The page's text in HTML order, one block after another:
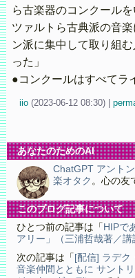
ら古楽器のコンクール
ツァルトら古典派の音
ン派に集中して取り組
った」
●コンクールはすべてラ
iio (2023-06-12 08:30)
あなたのためのAI
ChatGPT アント
楽オタク 。心の友
このブログ記事について
ひとつ前の記事は「 HIPで
アリー」（三浦哲哉著／講
次の記事は「 [配信] ラデク
音楽仲間とともに サント